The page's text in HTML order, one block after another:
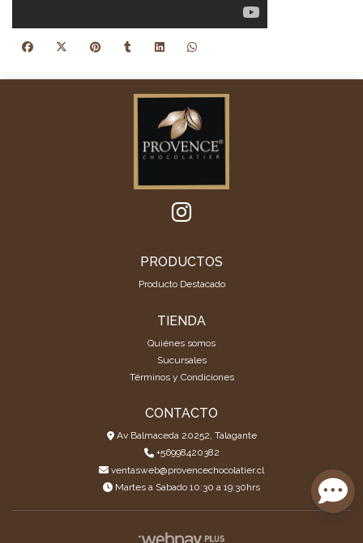
PRODUCTOS
Producto Destacado
TIENDA
Quiénes somos
Sucursales
Términos y Condiciones
CONTACTO
Av Balmaceda 20252, Talagante
+56998420382
ventasweb@provencechocolatier.cl
Martes a Sabado 10:30 a 19:30hrs